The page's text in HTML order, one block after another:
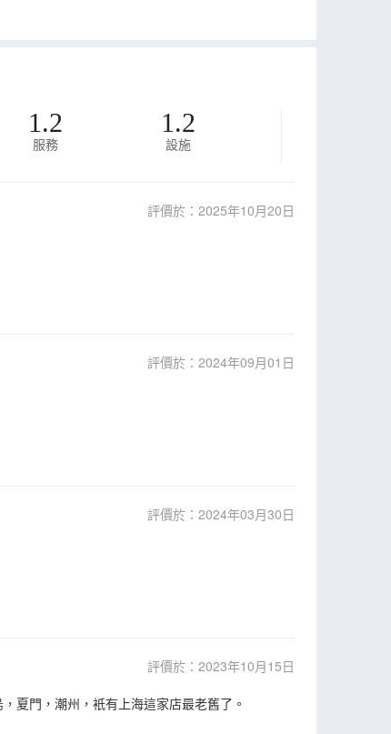
1.2
服務
1.2
設施
評價於：2025年10月20日
評價於：2024年09月01日
評價於：2024年03月30日
評價於：2023年10月15日
夏門，潮州，衹有上海這家店最老舊了。